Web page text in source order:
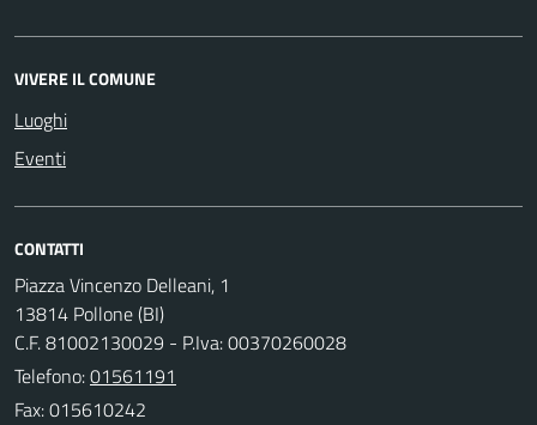
VIVERE IL COMUNE
Luoghi
Eventi
CONTATTI
Piazza Vincenzo Delleani, 1
13814 Pollone (BI)
C.F. 81002130029 - P.Iva: 00370260028
Telefono:01561191
Fax: 015610242